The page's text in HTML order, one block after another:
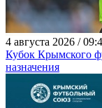
4 августа 2026 /
Кубок Крымского
назначения